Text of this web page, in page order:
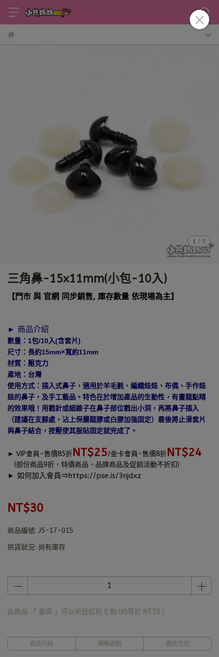
1 / 3
三角鼻-15x11mm(小包-10入)
【門市 與 官網 同步銷售, 庫存數量 依現場為主】
► 商品介紹
數量：1包/10入(含套片)
尺寸：長約15mm×寬約11mm
材質：壓克力
產地：台灣
使用方式：插入式鼻子，適用於羊毛氈、編織娃娃、布偶、手作娃
娃的鼻子，及手工藝品。特色在於增加產品的生動性，有畫龍點睛
的效果哦！用戳針或細錐子在鼻子部位戳出小洞，再將鼻子插入
（建議在支腳處，沾上保麗龍膠或白膠加強固定）最後將止滑套片
與鼻子結合，按壓使其服貼固定就完成了。
► VIP會員-售價85折 NT$25/金卡會員-售價8折 NT$24
(部份商品9折，特價商品、品牌商品及促銷活動不折扣)
► 如何加入會員⇒https://pse.is/3njdxz
NT$30
商品編號: J5-17-01S
供貨狀況: 尚有庫存
此商品 「 最高 」可以折抵紅利 0 點 (約等於 NT$0 )
商品介紹 規格說明 運送方式